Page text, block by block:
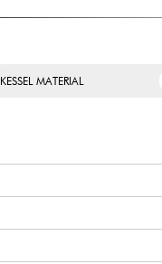
KESSEL MATERIAL